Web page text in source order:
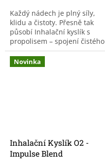
Každý nádech je plný síly,
klidu a čistoty. Přesně tak
působí Inhalační kyslík s
propolisem – spojení čistého
kyslíku a léčivé moudrosti
včel. 1 ks kyslíkové láhve. ...
Novinka
Inhalační Kyslík O2 -
Impulse Blend